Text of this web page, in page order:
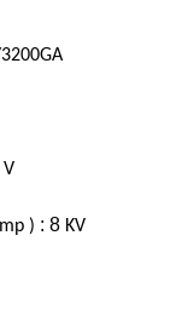
) : 8 KV